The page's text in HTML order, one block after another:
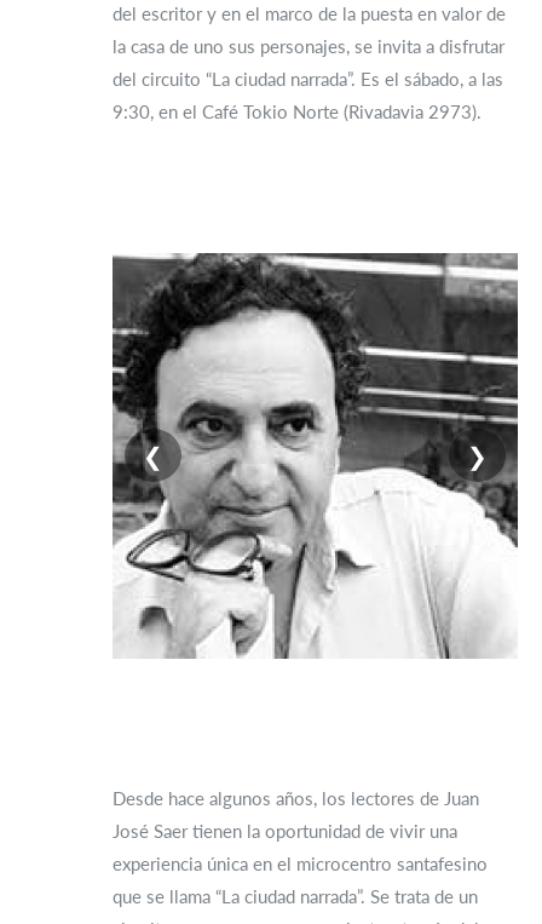
del escritor y en el marco de la puesta en valor de
la casa de uno sus personajes, se invita a disfrutar
del circuito “La ciudad narrada”. Es el sábado, a las
9:30, en el Café Tokio Norte (Rivadavia 2973).
❮ ❯
Desde hace algunos años, los lectores de Juan
José Saer tienen la oportunidad de vivir una
experiencia única en el microcentro santafesino
que se llama “La ciudad narrada”. Se trata de un